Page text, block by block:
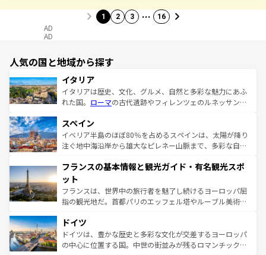
1 2 3 … 16
AD
AD
人気の国と地域から探す
イタリア
イタリアは歴史、文化、グルメ、自然と多彩な魅力にあふ
れた国。 ローマの古代遺跡やフィレンツェのルネッサンス
ろん、トスカーナの美しい田園風景やアマルフィ海岸の絶
景など、自然景観も見逃せない。観光の合間には、本場の
ピザやパスタなど、絶品のイタリア料理を堪能することも
ませてくれるイタリアで、忘れられない旅をしてみよう！
なお、新着のイタリア情報は
しい。
スペイン
イベリア半島のほぼ80％を占めるスペインは、太陽が降り
注ぐ地中海沿岸から雄大なピレネー山脈まで、多彩な自然
文化が根付くこの国では、情熱的なフラメンコ、熱気あふ
れる闘牛、そして美味しいタパスが生活の一部となってい
る。首都マドリードの洗練された雰囲気や、バルセロナの
アートに溢れた街角から、地方では古代ローマ遺跡や中世
せる。地方によって風土や気候が異なるスペインはその個
性で訪れる人を魅了する。 なお、新着のスペイン情報は コ
ンテンツ一覧を参照してほしい。
フランスの基本情報と観光ガイド・有名観光スポ
ット
フランスは、世界中の旅行者を魅了し続けるヨーロッパ屈
指の観光地だ。首都パリのエッフェル塔やルーブル美術館
で、幅広い魅力が詰まっている。華麗な宮殿、歴史的な大
聖堂、美しいビーチ、そして豊かな自然が、訪れる者を心
から魅了する。また、フランスは美食の国としても知ら
ドイツ
ドイツは、豊かな歴史と多彩な文化が交差するヨーロッパ
の中心に位置する国。中世の街並みが残るロマンチック街